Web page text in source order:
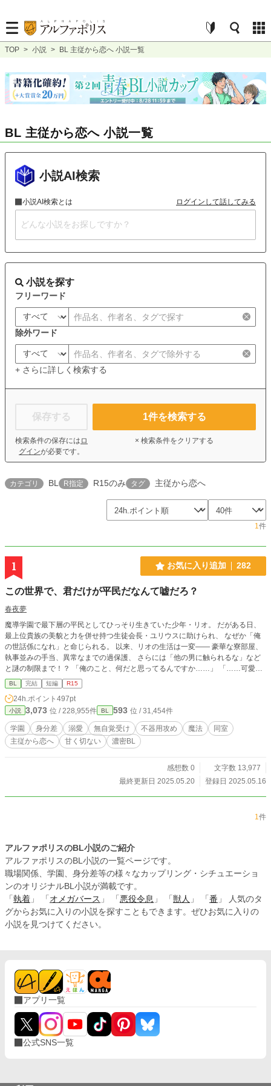
TOP > 小説 > BL 主従から恋へ 小説一覧
BL 主従から恋へ 小説一覧
小説AI検索
小説AI検索とは ログインして話してみる
小説を探す
フリーワード
除外ワード
+ さらに詳しく検索する
保存する
検索条件の保存には ロ
グインが必要です。
1件を検索する
× 検索条件をクリアする
カテゴリ BL R指定 R15のみ タグ 主従から恋へ
1件
1 お気に入り追加 282
この世界で、君だけが平民だなんて嘘だろ？
春夜夢
魔導学園で最下層の平民としてひっそり生きていた少年・リオ。 だがある日、
最上位貴族の美貌と力を併せ持つ生徒会長・ユリウスに助けられ、 なぜか「俺
の世話係になれ」と命じられる。 以来、リオの生活は一変―― 豪華な寮部屋、
執事並みの手当、異常なまでの過保護、 さらには「他の男に触られるな」など
と謎の制限まで！？ 「俺のこと、何だと思ってるんですか……」 「……可愛い
と思ってる」 それって、“貴族と平民”の距離感ですか？ 不器用な最上級貴族×平
民育ちの天才少年 ――鈍感すれ違い×じれじれ甘やかし全開の、王道学園BL、
開幕！
BL 完結 短編 R15
24h.ポイント 497pt
小説 3,073 位 / 228,955件 BL 593 位 / 31,454件
学園 身分差 溺愛 無自覚受け 不器用攻め 魔法
同室
主従から恋へ
甘く切ない 濃密BL
感想数 0
文字数 13,977
最終更新日 2025.05.20
登録日 2025.05.16
1件
アルファポリスのBL小説のご紹介
アルファポリスのBL小説の一覧ページです。
職場関係、学園、身分差等の様々なカップリング・シチュエーショ
ンのオリジナルBL小説が満載です。
「 執着 」 「 オメガバース 」 「 悪役令息 」 「 獣人 」 「 番 」 人気のタ
グからお気に入りの小説を探すこともできます。ぜひお気に入りの
小説を見つけてください。
アプリ一覧
公式SNS一覧